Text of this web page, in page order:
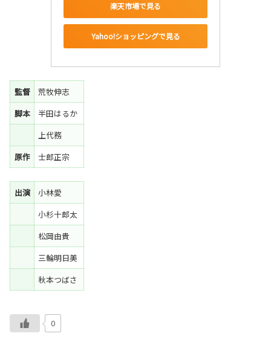
楽天市場で見る
Yahoo!ショッピングで見る
監督
荒牧伸志
脚本
半田はるか
上代務
原作
士郎正宗
出演
小林愛
小杉十郎太
松岡由貴
三輪明日美
秋本つばさ
0